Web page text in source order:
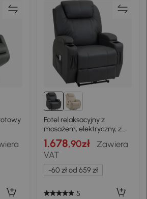
Fotel relaksacyjny z
masażem, elektryczny, z
funkcją leżenia
1.678,90zł
Zawiera
VAT
-60 zł od 659 zł
5